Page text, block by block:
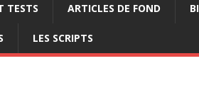
TESTS ARTICLES DE FOND
LES SCRIPTS